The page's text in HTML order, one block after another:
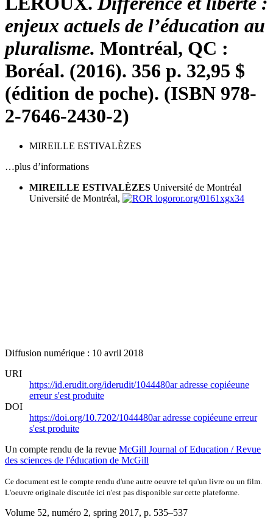
enjeux actuels de l’éducation au
pluralisme. Montréal, QC :
Boréal. (2016). 356 p. 32,95 $
(édition de poche). (ISBN 978-
2-7646-2430-2)
MIREILLE ESTIVALÈZES
…plus d’informations
MIREILLE ESTIVALÈZES Université de Montréal
Université de Montréal,
ror.org/0161xgx34
Diffusion numérique : 10 avril 2018
URI
https://id.erudit.org/iderudit/1044480aradresse copiéeune
erreur s'est produite
DOI
https://doi.org/10.7202/1044480aradresse copiéeune erreur
s'est produite
Un compte rendu de la revue McGill Journal of Education / Revue
des sciences de l'éducation de McGill
Ce document est le compte rendu d'une autre oeuvre tel qu'un livre ou un film.
L'oeuvre originale discutée ici n'est pas disponible sur cette plateforme.
Volume 52, numéro 2, spring 2017, p. 535–537